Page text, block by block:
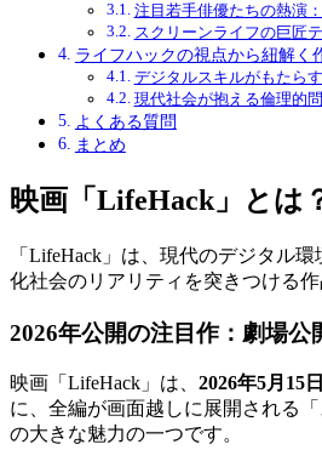
注目若手俳優たちの熱演
スクリーンライフの巨匠
ライフハックの視点から紐解く
デジタルスキルがもたら
現代社会が抱える倫理的
よくある質問
まとめ
映画「LifeHack」とは
「LifeHack」は、現代のデジタル
化社会のリアリティを突きつける
2026年公開の注目作：劇場公
映画「LifeHack」は、 2026年5月15
に、全編が画面越しに展開される「
の大きな魅力の一つです。